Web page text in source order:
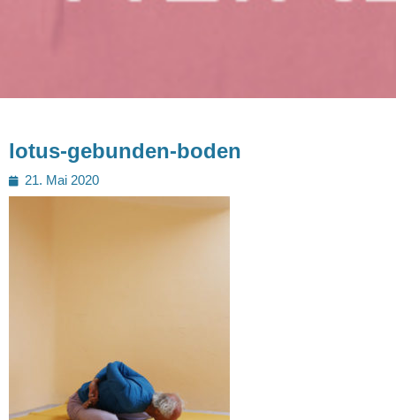
lotus-gebunden-boden
Posted
on
21. Mai 2020